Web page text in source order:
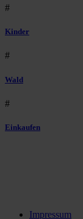
#
Kinder
#
Wald
#
Einkaufen
Impressum